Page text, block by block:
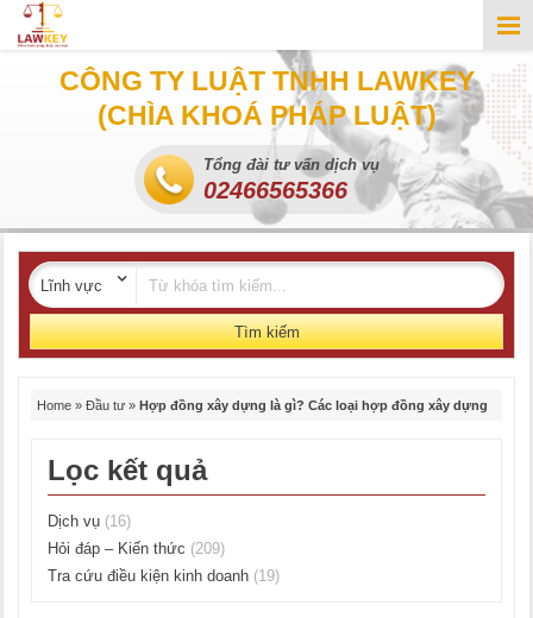
CÔNG TY LUẬT TNHH LAWKEY
(CHÌA KHOÁ PHÁP LUẬT)
Tổng đài tư vấn dịch vụ
02466565366
Tìm kiếm
Home » Đầu tư » Hợp đồng xây dựng là gì? Các loại hợp đồng xây dựng
Lọc kết quả
Dịch vụ (16)
Hỏi đáp – Kiến thức (209)
Tra cứu điều kiện kinh doanh (19)